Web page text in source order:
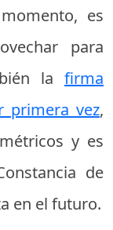
es
para
la firma
primera vez,
y es
de
en el futuro.